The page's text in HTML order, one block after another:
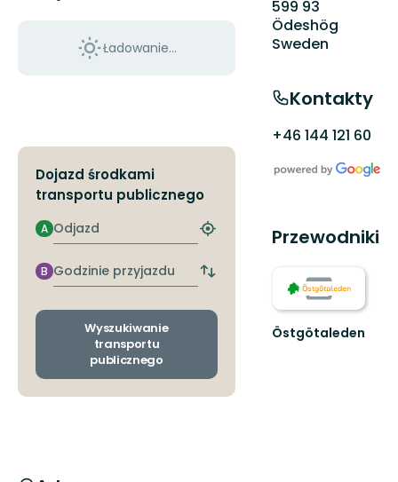
Ładowanie...
Dojazd środkami
transportu publicznego
Odjazd
A
Znajdź
przystanek
Godzinie
przyjazdu
B
Zmiana
odjazdu
Wyszukiwanie
transportu
publicznego
599 93
Ödeshög
Sweden
Kontakty
+46 144 121 60
Przewodniki
Östgötaleden